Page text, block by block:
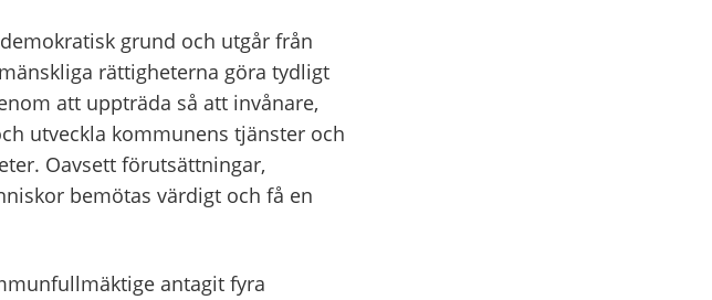
grund och utgår från
rättigheterna göra tydligt
att uppträda så att invånare,
utveckla kommunens tjänster och
Oavsett förutsättningar,
bemötas värdigt och få en
antagit fyra